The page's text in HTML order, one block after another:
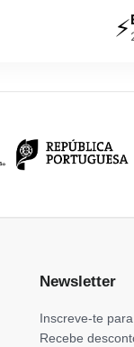
⚡
Newsletter
Inscreve-te
Recebe